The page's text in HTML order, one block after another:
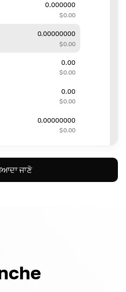
0.000000
$0.00
0.00000000
$0.00
0.00
$0.00
0.00
$0.00
0.00000000
$0.00
ਜਾਣੋ